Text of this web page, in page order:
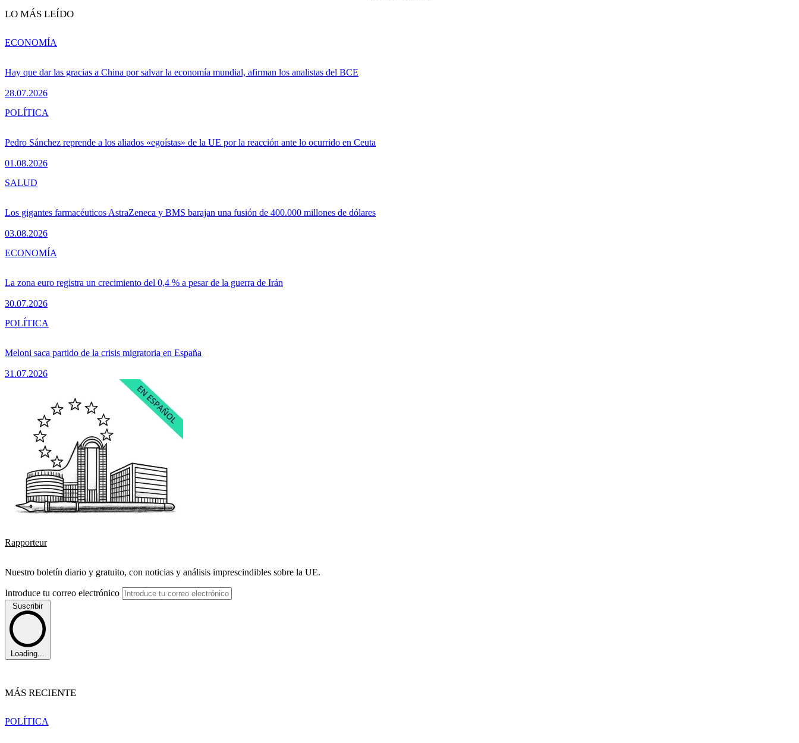
LO MÁS LEÍDO
Hay que dar las gracias a China por salvar la economía mundial, afirman los analistas del BCE
28.07.2026
ECONOMÍA
Pedro Sánchez reprende a los aliados «egoístas» de la UE por la reacción ante lo ocurrido en Ceuta
01.08.2026
POLÍTICA
Los gigantes farmacéuticos AstraZeneca y BMS barajan una fusión de 400.000 millones de dólares
03.08.2026
SALUD
La zona euro registra un crecimiento del 0,4 % a pesar de la guerra de Irán
30.07.2026
ECONOMÍA
Meloni saca partido de la crisis migratoria en España
31.07.2026
POLÍTICA
Rapporteur
Nuestro boletín diario y gratuito, con noticias y análisis imprescindibles sobre la UE.
Introduce tu correo electrónico
Suscribir
Loading...
MÁS RECIENTE
POLÍTICA